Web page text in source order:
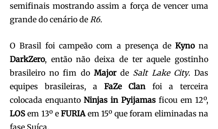
semifinais mostrando assim a força de vencer uma
grande do cenário de R6.
O Brasil foi campeão com a presença de Kynona
DarkZero, então não deixa de ter aquele gostinho
brasileiro no fim do Majorde Salt Lake City. Das
equipes brasileiras, a FaZe Clan foi a terceira
colocada enquanto Ninjas in Pyijamas ficou em 12º,
LOS em 13º eFURIAem 15º que foram eliminadas na
fase Suíça.